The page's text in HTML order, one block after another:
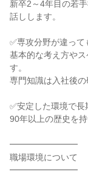
新卒2～4年目の若
話しします。
✅専攻分野が違っ
基本的な考え方や
す。
専門知識は入社後の
✅安定した環境で
90年以上の歴史を
━━━━━━━━
職場環境について
━━━━━━━━